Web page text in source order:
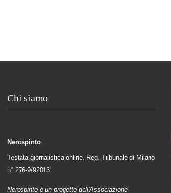
Chi siamo
Nerospinto
Testata giornalistica online. Reg. Tribunale di Milano
n° 276-9/92013.
Nerospinto è un progetto dell'Associazione